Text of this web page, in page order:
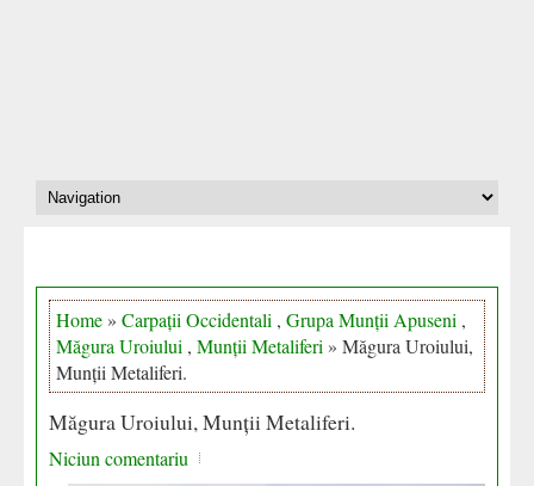
Home » Carpații Occidentali , Grupa Munții Apuseni ,
Măgura Uroiului , Munții Metaliferi » Măgura Uroiului,
Munții Metaliferi.
Măgura Uroiului, Munții Metaliferi.
Niciun comentariu